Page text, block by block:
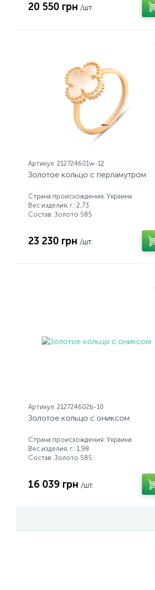
20 550 грн /шт.
Артикул: 212724601w-12
Золотое кольцо с перламутром
Страна происхождения: Украина
Вес изделия, г.: 2,73
Состав: Золото 585
23 230 грн /шт.
Артикул: 212724602b-10
Золотое кольцо с ониксом
Страна происхождения: Украина
Вес изделия, г.: 1,98
Состав: Золото 585
16 039 грн /шт.